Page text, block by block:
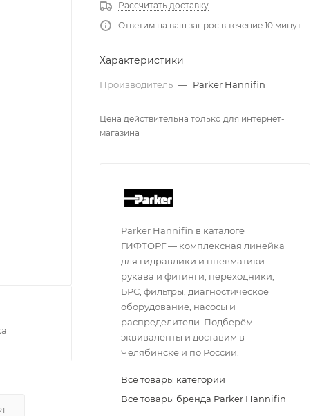
Рассчитать доставку
Ответим на ваш запрос в течение 10 минут
Характеристики
Производитель — Parker Hannifin
Цена действительна только для интернет-
магазина
Parker Hannifin в каталоге
ГИФТОРГ — комплексная линейка
для гидравлики и пневматики:
рукава и фитинги, переходники,
БРС, фильтры, диагностическое
оборудование, насосы и
распределители. Подберём
эквиваленты и доставим в
Челябинске и по России.
Все товары категории
Все товары бренда Parker Hannifin